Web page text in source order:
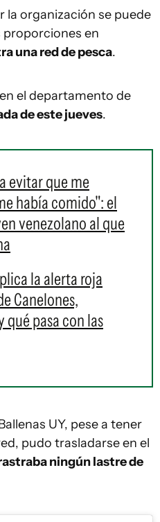
la organización se puede
proporciones en
una red de pesca.
el departamento de
de este jueves.
evitar que me
había comido": el
venezolano al que
la alerta roja
Canelones,
qué pasa con las
UY, pese a tener
pudo trasladarse en el
ningún lastre de